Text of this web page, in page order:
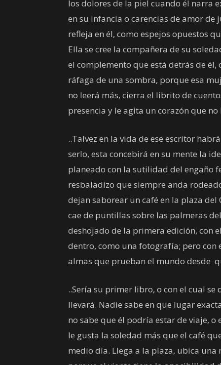
los dolores de la piel cuando él narra
en su infancia o carencias de amor
refleja en él, como espejos opuestos
Ella se cree la compañera de su
el complemento que está detrás de
ráfaga de una sombra, porque esa
no leerá más, cierra el librito de
presencia y le agita un corazón que
..Talvez en la vida de ese escritor
serlo, esta concebirá en su mente la
planeado con la sutilidad del engaño
resbaladizo que siempre anda
dejan saborear un café en la plaza
cae de puntillas sobre las palmeras
deshojado de la primera edición, con
dentro, como una fotografía; pero
almas que prueban el mundo desde
..Sería su primer libro, o con el cual se
llevará. Nadie sabe en que lugar
no sabe que él podría estar de viaje,
le gusta la soledad más que el café
medio día. Llega a la plaza, ubica una